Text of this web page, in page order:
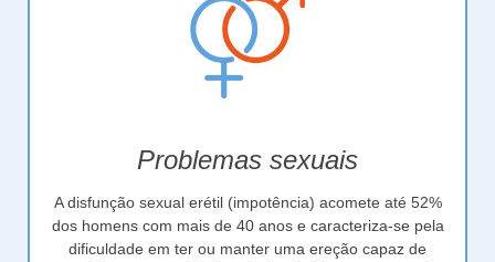
Problemas sexuais
A disfunção sexual erétil (impotência) acomete até 52%
dos homens com mais de 40 anos e caracteriza-se pela
dificuldade em ter ou manter uma ereção capaz de